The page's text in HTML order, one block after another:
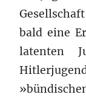
bald eine
latenten